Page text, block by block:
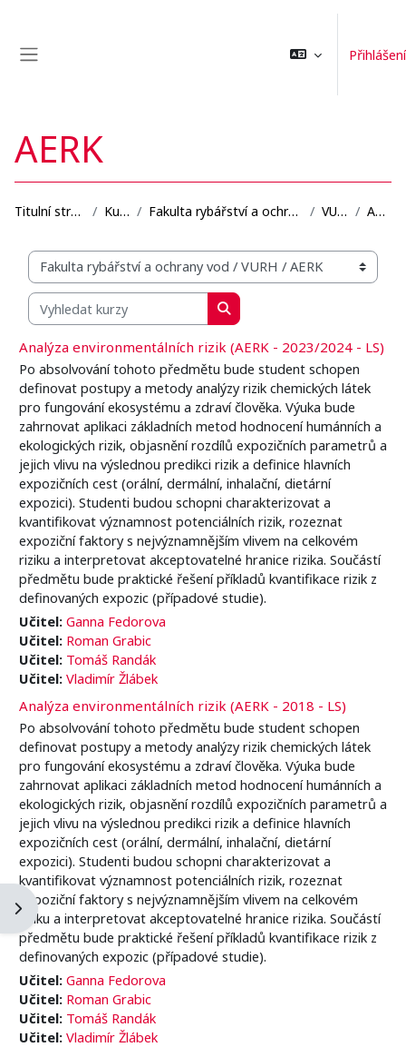
Přihlášení
Otevřít panel bloku
AERK
Titulní stránka Kurzy Fakulta rybářství a ochrany vod VURH AERK
Organizační struktura kurzů
Vyhledat kurzy
Vyhledat kurzy
Analýza environmentálních rizik (AERK - 2023/2024 - LS)
Po absolvování tohoto předmětu bude student schopen
definovat postupy a metody analýzy rizik chemických látek
pro fungování ekosystému a zdraví člověka. Výuka bude
zahrnovat aplikaci základních metod hodnocení humánních a
ekologických rizik, objasnění rozdílů expozičních parametrů a
jejich vlivu na výslednou predikci rizik a definice hlavních
expozičních cest (orální, dermální, inhalační, dietární
expozici). Studenti budou schopni charakterizovat a
kvantifikovat významnost potenciálních rizik, rozeznat
expoziční faktory s nejvýznamnějším vlivem na celkovém
riziku a interpretovat akceptovatelné hranice rizika. Součástí
předmětu bude praktické řešení příkladů kvantifikace rizik z
definovaných expozic (případové studie).
Učitel: Ganna Fedorova
Učitel: Roman Grabic
Učitel: Tomáš Randák
Učitel: Vladimír Žlábek
Analýza environmentálních rizik (AERK - 2018 - LS)
Po absolvování tohoto předmětu bude student schopen
definovat postupy a metody analýzy rizik chemických látek
pro fungování ekosystému a zdraví člověka. Výuka bude
zahrnovat aplikaci základních metod hodnocení humánních a
ekologických rizik, objasnění rozdílů expozičních parametrů a
jejich vlivu na výslednou predikci rizik a definice hlavních
expozičních cest (orální, dermální, inhalační, dietární
expozici). Studenti budou schopni charakterizovat a
kvantifikovat významnost potenciálních rizik, rozeznat
expoziční faktory s nejvýznamnějším vlivem na celkovém
riziku a interpretovat akceptovatelné hranice rizika. Součástí
předmětu bude praktické řešení příkladů kvantifikace rizik z
definovaných expozic (případové studie).
Učitel: Ganna Fedorova
Učitel: Roman Grabic
Učitel: Tomáš Randák
Učitel: Vladimír Žlábek